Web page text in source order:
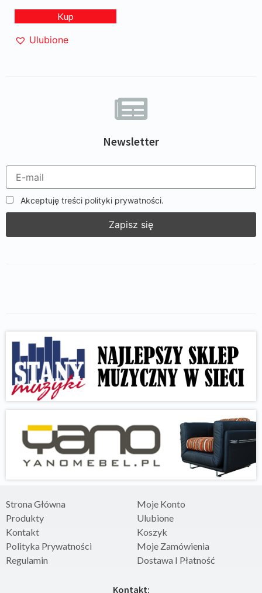
Newsletter
Akceptuję treści polityki prywatności.
Kup
Ulubione
Strona Główna
Produkty
Kontakt
Polityka Prywatności
Regulamin
Moje Konto
Ulubione
Koszyk
Moje Zamówienia
Dostawa I Płatność
Kontakt: